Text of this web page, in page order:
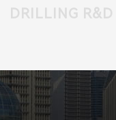
DRILLING R&D